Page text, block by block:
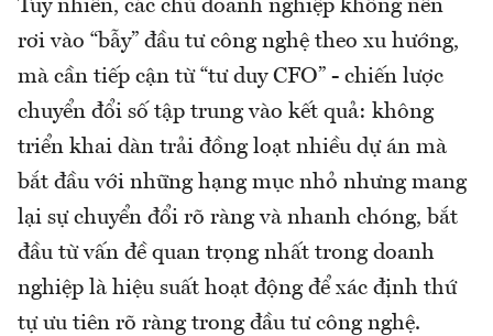
Tuy nhiên, các chủ doanh nghiệp không nên
rơi vào “bẫy” đầu tư công nghệ theo xu hướng,
mà cần tiếp cận từ “tư duy CFO” - chiến lược
chuyển đổi số tập trung vào kết quả: không
triển khai dàn trải đồng loạt nhiều dự án mà
bắt đầu với những hạng mục nhỏ nhưng mang
lại sự chuyển đổi rõ ràng và nhanh chóng, bắt
đầu từ vấn đề quan trọng nhất trong doanh
nghiệp là hiệu suất hoạt động để xác định thứ
tự ưu tiên rõ ràng trong đầu tư công nghệ.